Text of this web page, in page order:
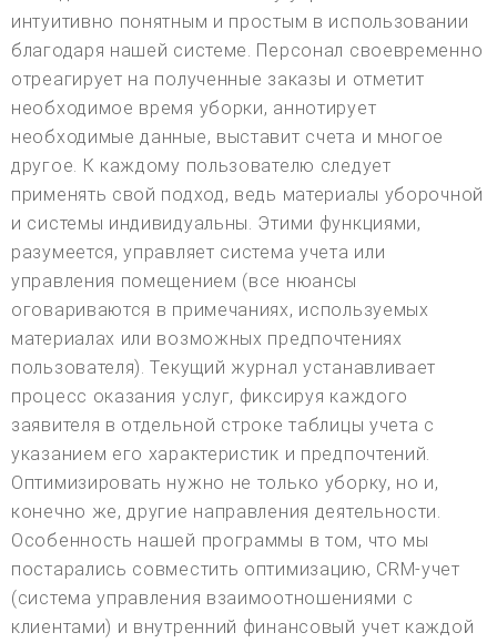
интуитивно понятным и простым в использовании
благодаря нашей системе. Персонал своевременно
отреагирует на полученные заказы и отметит
необходимое время уборки, аннотирует
необходимые данные, выставит счета и многое
другое. К каждому пользователю следует
применять свой подход, ведь материалы уборочной
и системы индивидуальны. Этими функциями,
разумеется, управляет система учета или
управления помещением (все нюансы
оговариваются в примечаниях, используемых
материалах или возможных предпочтениях
пользователя). Текущий журнал устанавливает
процесс оказания услуг, фиксируя каждого
заявителя в отдельной строке таблицы учета с
указанием его характеристик и предпочтений.
Оптимизировать нужно не только уборку, но и,
конечно же, другие направления деятельности.
Особенность нашей программы в том, что мы
постарались совместить оптимизацию, CRM-учет
(система управления взаимоотношениями с
клиентами) и внутренний финансовый учет каждой